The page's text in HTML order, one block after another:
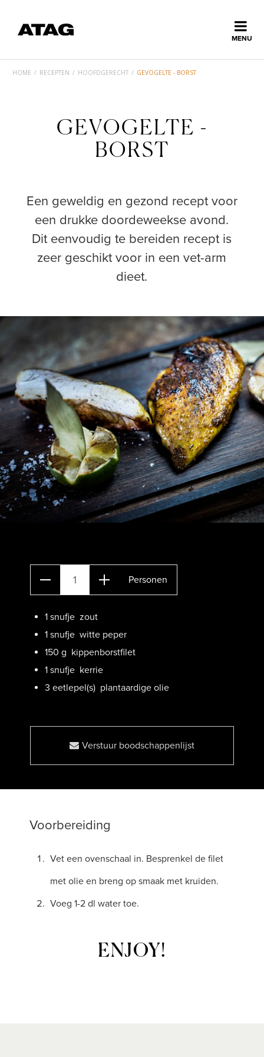
MENU
Collectie
Inspiratie
HOME / RECEPTEN / HOOFDGERECHT / GEVOGELTE - BORST
GEVOGELTE -
BORST
Een geweldig en gezond recept voor
een drukke doordeweekse avond.
Dit eenvoudig te bereiden recept is
zeer geschikt voor in een vet-arm
dieet.
Personen
1 snufje zout
1 snufje witte peper
150 g kippenborstfilet
1 snufje kerrie
3 eetlepel(s) plantaardige olie
Verstuur boodschappenlijst
Voorbereiding
Vet een ovenschaal in. Besprenkel de filet
met olie en breng op smaak met kruiden.
Voeg 1-2 dl water toe.
ENJOY!